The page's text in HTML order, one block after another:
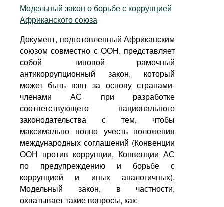
Модельный закон о борьбе с коррупцией
Африканского союза
Документ, подготовленный Африканским
союзом совместно с ООН, представляет
собой типовой рамочный
антикоррупционный закон, который
может быть взят за основу странами-
членами АС при разработке
соответствующего национального
законодательства с тем, чтобы
максимально полно учесть положения
международных соглашений (Конвенции
ООН против коррупции, Конвенции АС
по предупреждению и борьбе с
коррупцией и иных аналогичных).
Модельный закон, в частности,
охватывает такие вопросы, как: